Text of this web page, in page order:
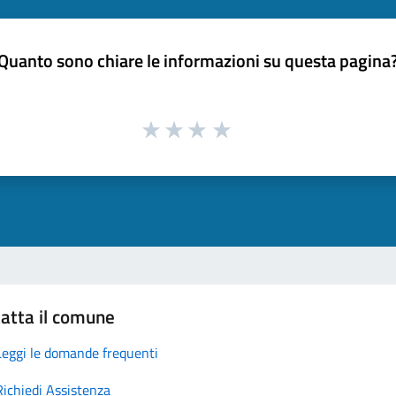
sono chiare le informazioni su questa
il comune
le domande frequenti
Assistenza